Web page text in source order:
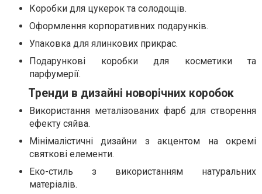
Коробки для цукерок та солодощів.
Оформлення корпоративних подарунків.
Упаковка для ялинкових прикрас.
Подарункові коробки для косметики та
парфумерії.
Тренди в дизайні новорічних коробок
Використання металізованих фарб для створення
ефекту сяйва.
Мінімалістичні дизайни з акцентом на окремі
святкові елементи.
Еко-стиль з використанням натуральних
матеріалів.